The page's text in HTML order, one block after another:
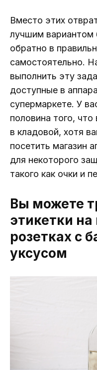
Вместо этих
лучшим вариантом
обратно в
самостоятельно.
выполнить эту
доступные в
супермаркете. У
половина того,
в кладовой, хотя
посетить магазин
для некоторого
такого как очки и
Вы можете
этикетки
розетках с
уксусом